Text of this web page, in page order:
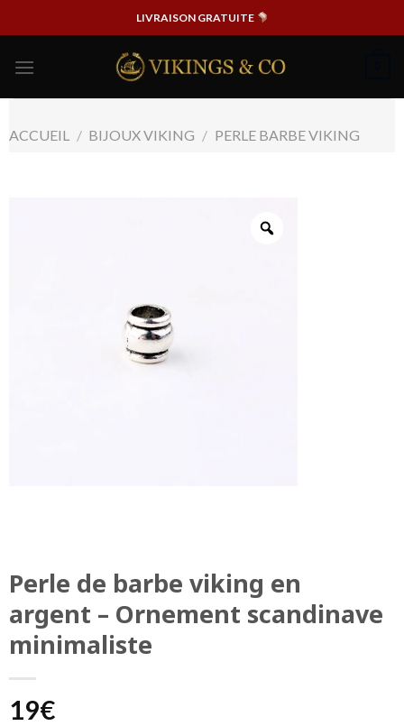
au
LIVRAISON GRATUITE
ACCUEIL / BIJOUX VIKING / PERLE BARBE VIKING
Perle de barbe viking en
argent – Ornement scandinave
minimaliste
19€